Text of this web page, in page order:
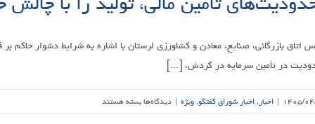
اتاق بازرگانی، صنایع، معادن و کشاورزی لرستان با اشاره به شرایط دشوار حاکم
در تأمین سرمایه در گردش، [...]
۰۴/۲۹ | اخبار,اخبار شورای گفتگو,ویژه | دیدگاه‌هابرای
رئیس
بسته هستند